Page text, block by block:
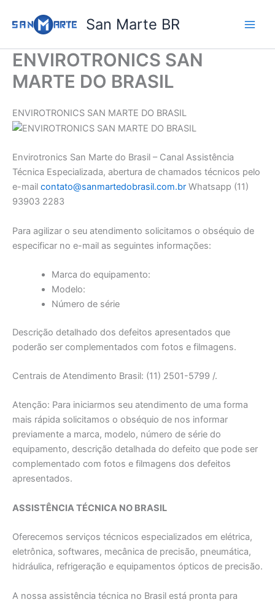
para
conteúdo
San Marte BR
ENVIROTRONICS SAN
MARTE DO BRASIL
ENVIROTRONICS SAN MARTE DO BRASIL
Envirotronics San Marte do Brasil – Canal Assistência
Técnica Especializada, abertura de chamados técnicos pelo
e-mail contato@sanmartedobrasil.com.br Whatsapp (11)
93903 2283
Para agilizar o seu atendimento solicitamos o obséquio de
especificar no e-mail as seguintes informações:
Marca do equipamento:
Modelo:
Número de série
Descrição detalhado dos defeitos apresentados que
poderão ser complementados com fotos e filmagens.
Centrais de Atendimento Brasil: (11) 2501-5799 /.
Atenção: Para iniciarmos seu atendimento de uma forma
mais rápida solicitamos o obséquio de nos informar
previamente a marca, modelo, número de série do
equipamento, descrição detalhada do defeito que pode ser
complementado com fotos e filmagens dos defeitos
apresentados.
ASSISTÊNCIA TÉCNICA NO BRASIL
Oferecemos serviços técnicos especializados em elétrica,
eletrônica, softwares, mecânica de precisão, pneumática,
hidráulica, refrigeração e equipamentos ópticos de precisão.
A nossa assistência técnica no Brasil está pronta para